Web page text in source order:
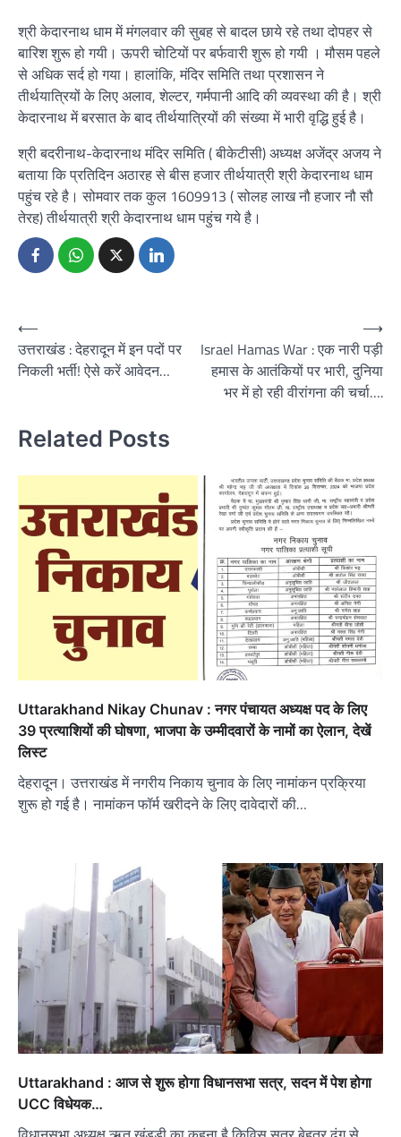
श्री केदारनाथ धाम में मंगलवार की सुबह से बादल छाये रहे तथा दोपहर से
बारिश शुरू हो गयी। ऊपरी चोटियों पर बर्फवारी शुरू हो गयी । मौसम पहले
से अधिक सर्द हो गया। हालांकि, मंदिर समिति तथा प्रशासन ने
तीर्थयात्रियों के लिए अलाव, शेल्टर, गर्मपानी आदि की व्यवस्था की है। श्री
केदारनाथ में बरसात के बाद तीर्थयात्रियों की संख्या में भारी वृद्धि हुई है।
श्री बदरीनाथ-केदारनाथ मंदिर समिति ( बीकेटीसी) अध्यक्ष अजेंद्र अजय ने
बताया कि प्रतिदिन अठारह से बीस हजार तीर्थयात्री श्री केदारनाथ धाम
पहुंच रहे है। सोमवार तक कुल 1609913 ( सोलह लाख नौ हजार नौ सौ
तेरह) तीर्थयात्री श्री केदारनाथ धाम पहुंच गये है।
Post
navigation
⟵
उत्तराखंड : देहरादून में इन पदों पर
निकली भर्ती! ऐसे करें आवेदन…
Israel Hamas War : एक नारी पड़ी
हमास के आतंकियों पर भारी, दुनिया
भर में हो रही वीरांगना की चर्चा….
⟶
Related Posts
Uttarakhand Nikay Chunav : नगर पंचायत अध्‍यक्ष पद के लिए
39 प्रत्याशियों की घोषणा, भाजपा के उम्‍मीदवारों के नामों का ऐलान, देखें
लिस्ट
देहरादून। उत्तराखंड में नगरीय निकाय चुनाव के लिए नामांकन प्रक्रिया
शुरू हो गई है। नामांकन फॉर्म खरीदने के लिए दावेदारों की…
Uttarakhand : आज से शुरू होगा विधानसभा सत्र, सदन में पेश होगा
UCC विधेयक…